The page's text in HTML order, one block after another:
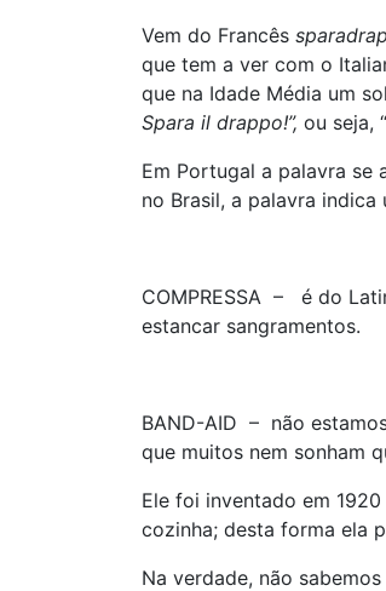
Vem do Francês sparadrap
que tem a ver com o
que na Idade Média um
Spara il drappo!”, ou seja,
Em Portugal a palavra se
no Brasil, a palavra
COMPRESSA – é do
estancar sangramentos.
BAND-AID – não
que muitos nem sonham
Ele foi inventado em
cozinha; desta forma ela
Na verdade, não